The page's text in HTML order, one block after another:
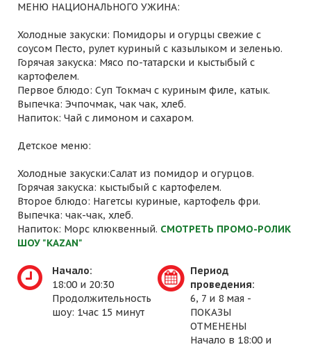
МЕНЮ НАЦИОНАЛЬНОГО УЖИНА:
Холодные закуски: Помидоры и огурцы свежие с
соусом Песто, рулет куриный с казылыком и зеленью.
Горячая закуска: Мясо по-татарски и кыстыбый с
картофелем.
Первое блюдо: Суп Токмач с куриным филе, катык.
Выпечка: Эчпочмак, чак чак, хлеб.
Напиток: Чай с лимоном и сахаром.
Детское меню:
Холодные закуски:Салат из помидор и огурцов.
Горячая закуска: кыстыбый с картофелем.
Второе блюдо: Нагетсы куриные, картофель фри.
Выпечка: чак-чак, хлеб.
Напиток: Морс клюквенный. СМОТРЕТЬ ПРОМО-РОЛИК
ШОУ "KAZAN"
Начало:
18:00 и 20:30
Продолжительность
шоу: 1час 15 минут
Период
проведения:
6, 7 и 8 мая -
ПОКАЗЫ
ОТМЕНЕНЫ
Начало в 18:00 и